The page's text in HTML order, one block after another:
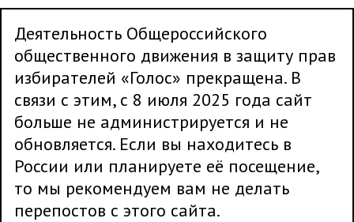
Деятельность Общероссийского
общественного движения в защиту прав
избирателей «Голос» прекращена. В
связи с этим, с 8 июля 2025 года сайт
больше не администрируется и не
обновляется. Если вы находитесь в
России или планируете её посещение,
то мы рекомендуем вам не делать
перепостов с этого сайта.